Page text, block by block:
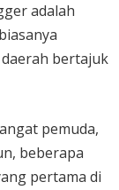
adalah
bertajuk
pemuda,
beberapa
pertama di